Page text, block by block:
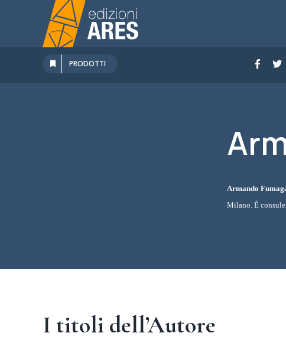
contenuto
PRODOTTI
Armando
Milano. È
I titoli dell’Autore